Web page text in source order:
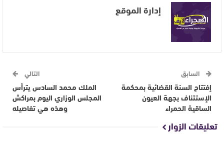
إدارة الموقع
السابق
إفتتاح السنة القضائية بمحكمة
الإستئناف بجهة العيون
الساقية الحمراء
التالي
الملك محمد السادس يترأس
المجلس الوزاري اليوم بمراكش
وهذه هي تفاصيله
تعليقات الزوار